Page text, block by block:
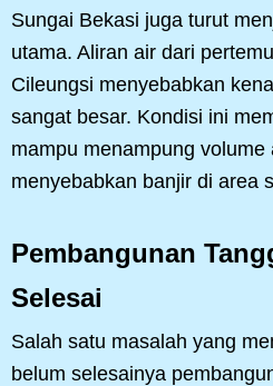
Sungai Bekasi juga turut
utama. Aliran air dari
Cileungsi menyebabkan
sangat besar. Kondisi ini
mampu menampung volume
menyebabkan banjir di area
Pembangunan
Selesai
Salah satu masalah yang
belum selesainya